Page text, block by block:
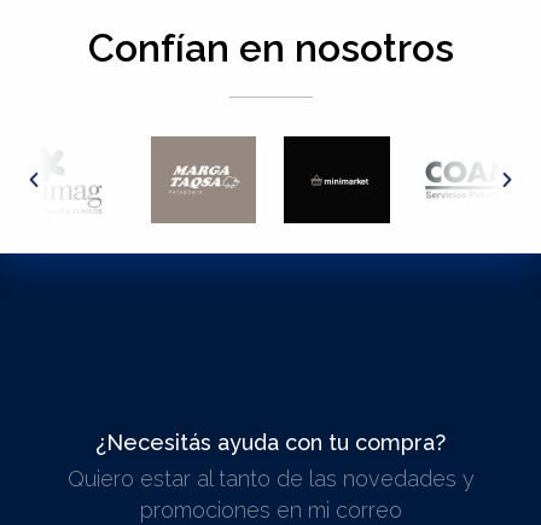
Confían en nosotros
¿Necesitás ayuda con tu compra?
ESCRIBINOS
Quiero estar al tanto de las novedades y
promociones en mi correo